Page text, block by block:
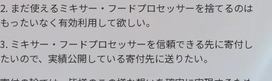
まだ使えるミキサー・フードプロセッサーを捨てるのは
もったいなく有効利用して欲しい。
ミキサー・フードプロセッサーを信頼できる先に寄付し
たいので、実績公開している寄付先に送りたい。